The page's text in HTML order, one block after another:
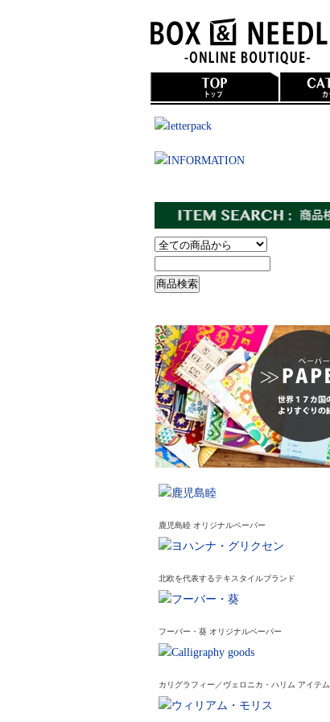
鹿児島睦 オリジナルペーパー
北欧を代表するテキスタイルブランド
フーバー・葵 オリジナルペーパー
カリグラフィー／ヴェロニカ・ハリム アイテム